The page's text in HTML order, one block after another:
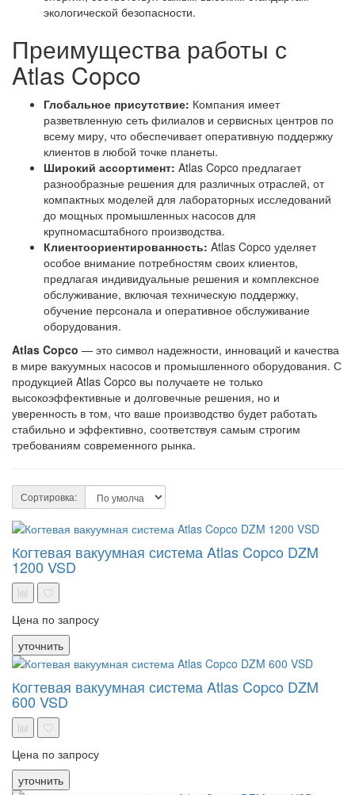
экологической безопасности.
Преимущества работы с
Atlas Copco
Глобальное присутствие: Компания имеет
разветвленную сеть филиалов и сервисных центров по
всему миру, что обеспечивает оперативную поддержку
клиентов в любой точке планеты.
Широкий ассортимент: Atlas Copco предлагает
разнообразные решения для различных отраслей, от
компактных моделей для лабораторных исследований
до мощных промышленных насосов для
крупномасштабного производства.
Клиентоориентированность: Atlas Copco уделяет
особое внимание потребностям своих клиентов,
предлагая индивидуальные решения и комплексное
обслуживание, включая техническую поддержку,
обучение персонала и оперативное обслуживание
оборудования.
Atlas Copco — это символ надежности, инноваций и качества
в мире вакуумных насосов и промышленного оборудования. С
продукцией Atlas Copco вы получаете не только
высокоэффективные и долговечные решения, но и
уверенность в том, что ваше производство будет работать
стабильно и эффективно, соответствуя самым строгим
требованиям современного рынка.
Сортировка:
Когтевая вакуумная система Atlas Copco DZM
1200 VSD
Цена по запросу
уточнить
Когтевая вакуумная система Atlas Copco DZM
600 VSD
Цена по запросу
уточнить